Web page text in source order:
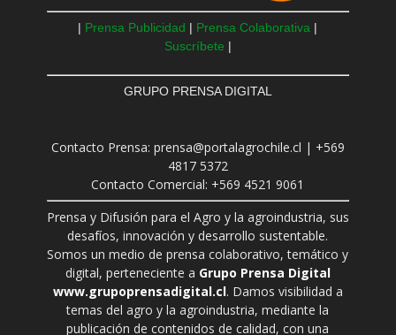
| Prensa Publicidad | Prensa Colaborativa |
Suscríbete |
GRUPO PRENSA DIGITAL
Contacto Prensa: prensa@portalagrochile.cl | +569
4817 5372
Contacto Comercial: +569 4521 9061
Prensa y Difusión para el Agro y la agroindustria, sus
desafíos, innovación y desarrollo sustentable.
Somos un medio de prensa colaborativo, temático y
digital, perteneciente a Grupo Prensa Digital
www.grupoprensadigital.cl. Damos visibilidad a
temas del agro y la agroindustria, mediante la
publicación de contenidos de calidad, con una